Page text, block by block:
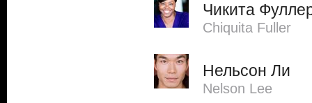
Чикита
Chiquita Fuller
Нельсон Ли
Nelson Lee